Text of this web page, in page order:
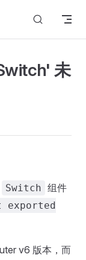
未
Switch 组件
v6 版本，而